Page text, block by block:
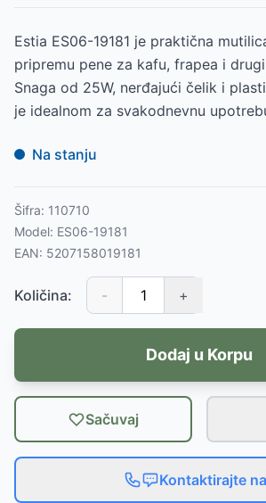
Estia ES06-19181 je praktična
pripremu pene za kafu, frapea i
Snaga od 25W, nerđajući čelik i
je idealnom za svakodnevnu
Na stanju
Šifra: 110710
Model: ES06-19181
EAN: 5207158019181
Količina: - +
Dodaj u Korpu
Sačuvaj
Kontaktirajte